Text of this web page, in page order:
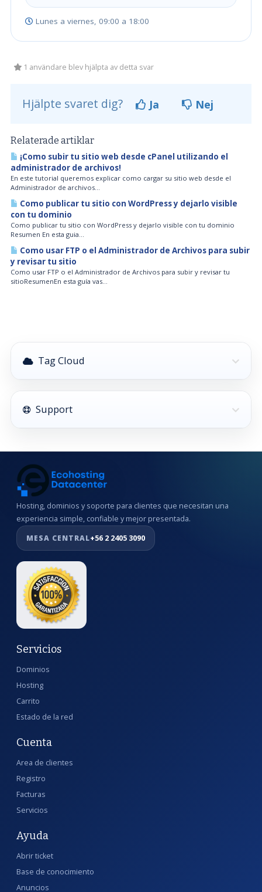
Lunes a viernes, 09:00 a 18:00
1 användare blev hjälpta av detta svar
Hjälpte svaret dig? Ja Nej
Relaterade artiklar
¡Como subir tu sitio web desde cPanel utilizando el
administrador de archivos!
En este tutorial queremos explicar como cargar su sitio web desde el
Administrador de archivos...
Como publicar tu sitio con WordPress y dejarlo visible
con tu dominio
Como publicar tu sitio con WordPress y dejarlo visible con tu dominio
Resumen En esta guia...
Como usar FTP o el Administrador de Archivos para subir
y revisar tu sitio
Como usar FTP o el Administrador de Archivos para subir y revisar tu
sitioResumenEn esta guía vas...
Tag Cloud
Support
Hosting, dominios y soporte para clientes que necesitan una
experiencia simple, confiable y mejor presentada.
MESA CENTRAL+56 2 2405 3090
Servicios
Dominios
Hosting
Carrito
Estado de la red
Cuenta
Area de clientes
Registro
Facturas
Servicios
Ayuda
Abrir ticket
Base de conocimiento
Anuncios